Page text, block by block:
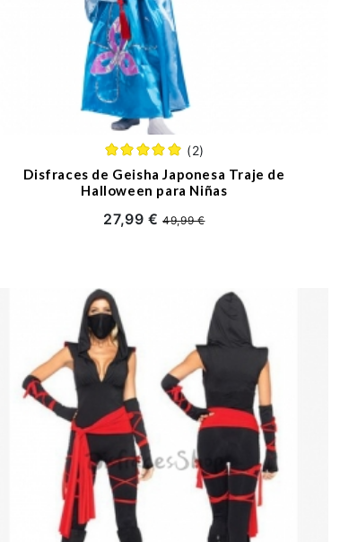
(2)
Disfraces de Geisha Japonesa Traje de
Halloween para Niñas
27,99 €49,99 €